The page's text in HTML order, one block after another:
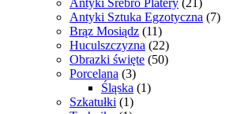
Antyki Srebro Platery (21)
Antyki Sztuka Egzotyczna (7)
Brąz Mosiądz (11)
Huculszczyzna (22)
Obrazki święte (50)
Porcelana (3)
Śląska (1)
Szkatułki (1)